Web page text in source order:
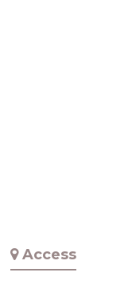
Access